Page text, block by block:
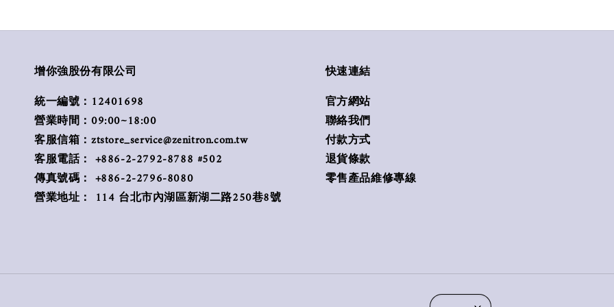
增你強股份有限公司
統一編號：12401698
營業時間：09:00~18:00
客服信箱：ztstore_service@zenitron.com.tw
客服電話： +886-2-2792-8788 #502
傳真號碼： +886-2-2796-8080
營業地址： 114 台北市內湖區新湖二路250巷8號
快速連結
官方網站
聯絡我們
付款方式
退貨條款
零售產品維修專線